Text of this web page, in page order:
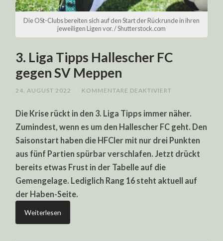
Die OSt-Clubs bereiten sich auf den Start der Rückrunde in ihren
jeweiligen Ligen vor. / Shutterstock.com
3. Liga Tipps Hallescher FC
gegen SV Meppen
24. AUGUST 2022 KOMMENTARE DEAKTIVIERT
TIPPS
FC
SV
MEPPEN
Die Krise rückt in den 3. Liga Tipps immer näher.
Zumindest, wenn es um den Hallescher FC geht. Den
Saisonstart haben die HFCler mit nur drei Punkten
aus fünf Partien spürbar verschlafen. Jetzt drückt
bereits etwas Frust in der Tabelle auf die
Gemengelage. Lediglich Rang 16 steht aktuell auf
der Haben-Seite.
Weiterlesen